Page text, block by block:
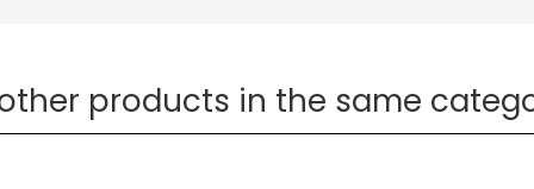
products in the same